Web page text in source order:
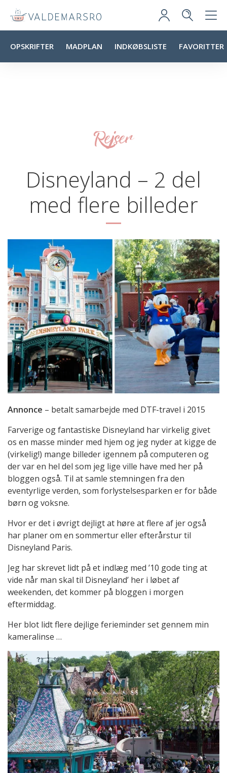
OPSKRIFTER MADPLAN INDKØBSLISTE FAVORITTER
Rejser
Disneyland – 2 del
med flere billeder
Annonce – betalt samarbejde med DTF-travel i 2015
Farverige og fantastiske Disneyland har virkelig givet
os en masse minder med hjem og jeg nyder at kigge de
(virkelig!) mange billeder igennem på computeren og
der var en hel del som jeg lige ville have med her på
bloggen også. Til at samle stemningen fra den
eventyrlige verden, som forlystelsesparken er for både
børn og voksne.
Hvor er det i øvrigt dejligt at høre at flere af jer også
har planer om en sommertur eller efterårstur til
Disneyland Paris.
Jeg har skrevet lidt på et indlæg med ’10 gode ting at
vide når man skal til Disneyland’ her i løbet af
weekenden, det kommer på bloggen i morgen
eftermiddag.
Her blot lidt flere dejlige ferieminder set gennem min
kameralinse …